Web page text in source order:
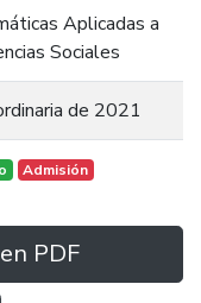
Aplicadas a
Sociales
de 2021
Admisión
PDF